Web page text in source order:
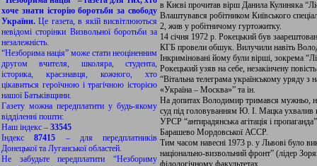
хоче знати історію боротьби за свободу
України.Це газета, в якій висвітлюються
невідомі сторінки Визвольної боротьби за
незалежність.
“Незборима нація” може стати неоціненним
другом вчителя, школяра, студента,
історика, краєзнавця, кожного, хто
цікавиться героїчною і трагічною історією
нашої Батьківщини.
Газету можна передплатити у будь-якому
відділенні пошти:
Наш індекс – 33545
Індекс87415 – для передплатників
Донецької та Луганської областей.
Не забудьте передплатити “Незбориму
в Києві прочитав вірш Данила Кулиняка
Влаштувався робітником Київського
2, жив у робітничому гуртожитку.
14 січня 1972 р. Рокецький був
КГБ провели обшук. Вилучили навіть
Інкриміновані йому були вірші, зокрема
Рокецький узяв на себе, незакінчену
“Вітальна телеграма українському уряду з
«Україна – Москва»” та ін.
На допитах Володимир тримався мужньо,
суд під головуванням Ю. І. Мацка ухвалив
УРСР “антирадянська агітація і
Барашево Мордовської АССР.
Тим часом навесні 1973 р. у Львові було
національно-визвольний фронт” (лідер
філологічному факультетах.